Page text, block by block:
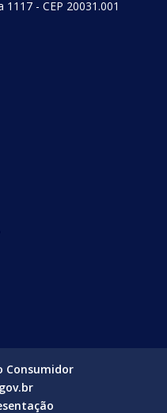
- CEP 20031.001
Consumidor